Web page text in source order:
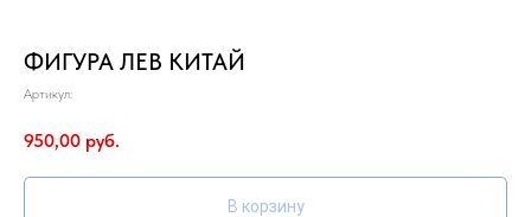
ФИГУРА ЛЕВ КИТАЙ
Артикул:
950,00 руб.
В корзину